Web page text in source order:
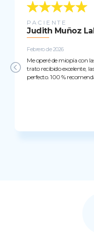
PACIENTE
Judith Muñoz
Febrero de 2026
Me operé de miopía con
trato recibido excelente,
perfecto. 100 %